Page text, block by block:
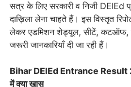
सत्र के लिए सरकारी व निजी DElEd
दाख़िला लेना चाहते हैं। इस विस्तृत
लेकर एडमिशन शेड्यूल, सीटें, कटऑफ,
जरूरी जानकारियाँ दी जा रही हैं।
Bihar DElEd Entrance Result
में क्या खास